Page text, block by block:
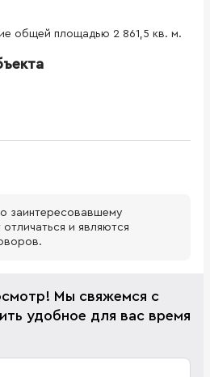
общей площадью 2 861,5 кв. м.
заинтересовавшему
и являются
Мы свяжемся с
удобное для вас время